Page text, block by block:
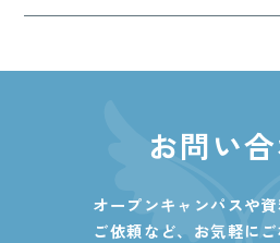
お問い
オープンキャンパスや
ご依頼など、 お気軽にご